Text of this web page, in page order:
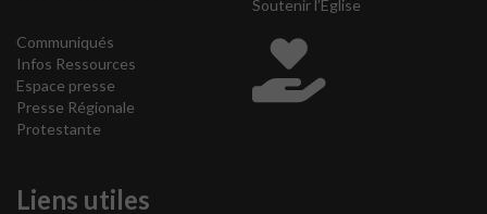
Communiqués
Infos Ressources
Espace presse
Presse Régionale
Protestante
Liens utiles
Soutenir l’Eglise